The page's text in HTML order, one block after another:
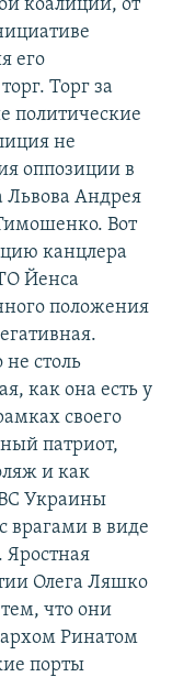
коалиции, от
его
Торг за
политические
не
оппозиции в
Андрея
Вот
канцлера
Йенса
положения
столь
как она есть у
своего
патриот,
и как
Украины
врагами в виде
Яростная
Олега Ляшко
что они
Ринатом
порты